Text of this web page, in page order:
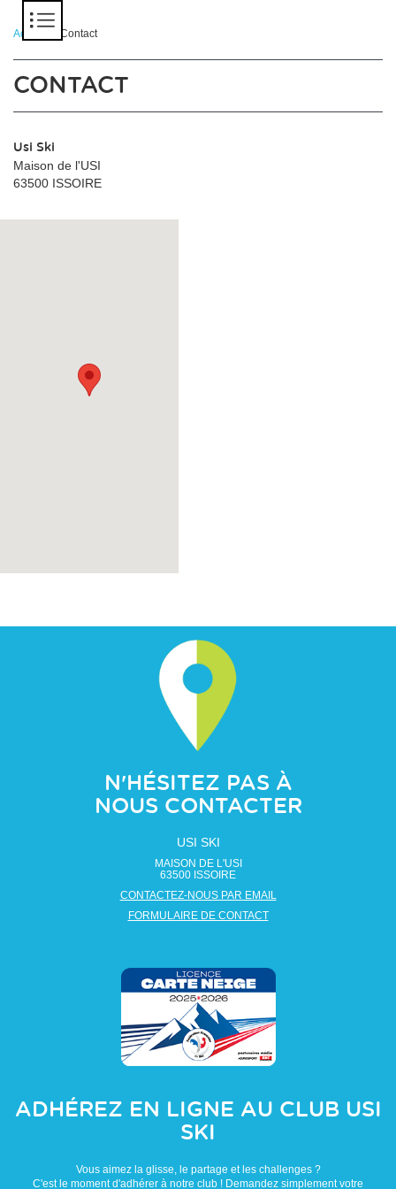
Accueil > Contact
CONTACT
Usi Ski
Maison de l'USI
63500 ISSOIRE
N'HÉSITEZ PAS À
NOUS CONTACTER
USI SKI
MAISON DE L'USI
63500 ISSOIRE
CONTACTEZ-NOUS PAR EMAIL
FORMULAIRE DE CONTACT
ADHÉREZ EN LIGNE AU CLUB USI
SKI
Vous aimez la glisse, le partage et les challenges ?
C'est le moment d'adhérer à notre club ! Demandez simplement votre